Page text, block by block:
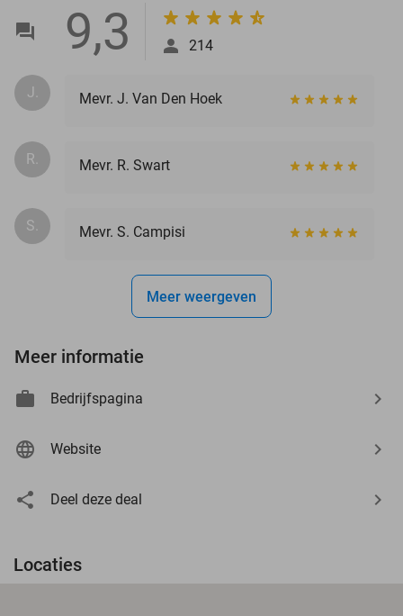
9,3 214
J. Mevr. J. Van Den Hoek
R. Mevr. R. Swart
S. Mevr. S. Campisi
Meer weergeven
Meer informatie
Bedrijfspagina
Website
Deel deze deal
Locaties